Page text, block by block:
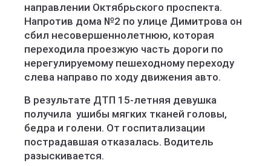
направлении Октябрьского проспекта.
Напротив дома №2 по улице Димитрова он
сбил несовершеннолетнюю, которая
переходила проезжую часть дороги по
нерегулируемому пешеходному переходу
слева направо по ходу движения авто.
В результате ДТП 15-летняя девушка
получила ушибы мягких тканей головы,
бедра и голени. От госпитализации
пострадавшая отказалась. Водитель
разыскивается.